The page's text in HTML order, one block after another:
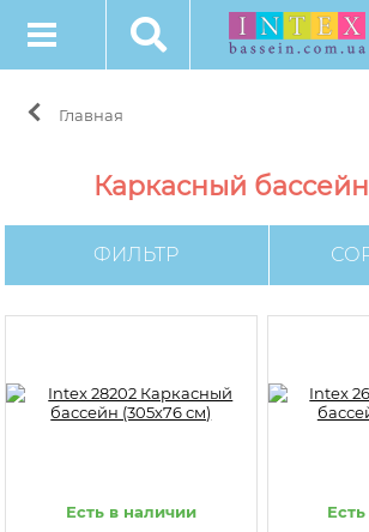
Главная
Каркасный
ФИЛЬТР
Есть в наличии